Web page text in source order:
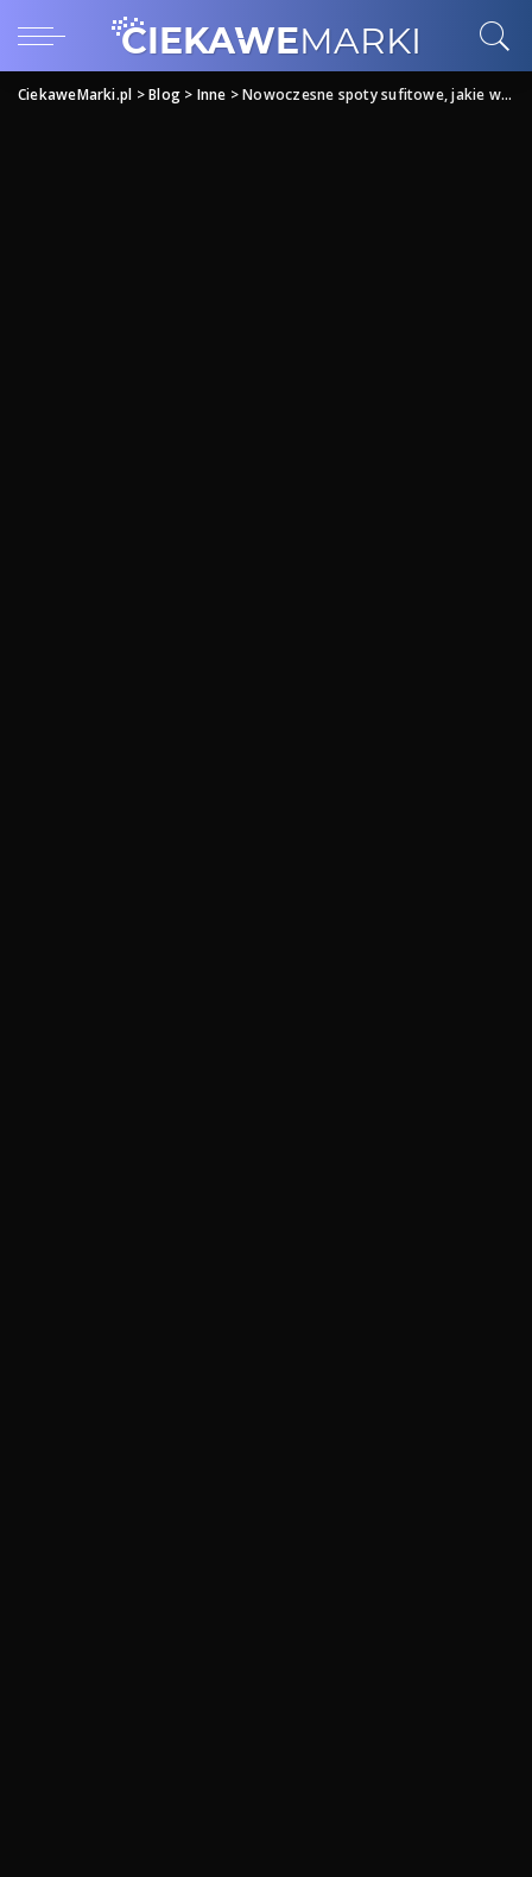
CiekaweMarki.pl >Blog> Inne >Nowoczesne spoty sufitowe, jakie wybrać?